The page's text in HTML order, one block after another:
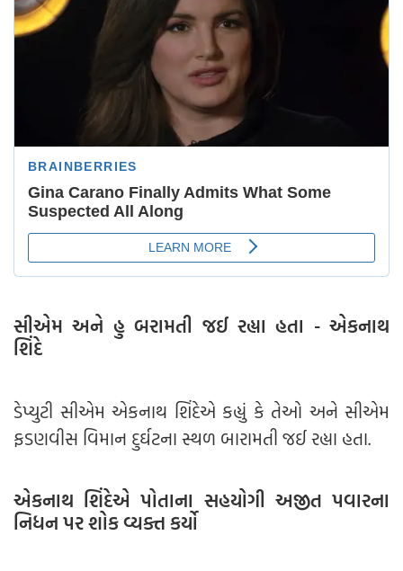
સીએમ અને હુ બરામતી જઈ રહ્યા હતા - એકનાથ
શિંદે
ડેપ્યુટી સીએમ એકનાથ શિંદેએ કહ્યું કે તેઓ અને સીએમ
ફડણવીસ વિમાન દુર્ઘટના સ્થળ બારામતી જઈ રહ્યા હતા.
એકનાથ શિંદેએ પોતાના સહયોગી અજીત પવારના
નિધન પર શોક વ્યક્ત કર્યો